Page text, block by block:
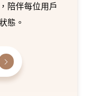
陪伴每位用戶
態。